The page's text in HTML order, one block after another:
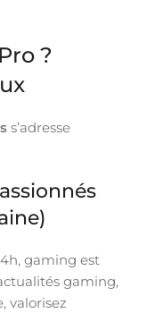
?
s’adresse
gaming est
gaming,
valorisez